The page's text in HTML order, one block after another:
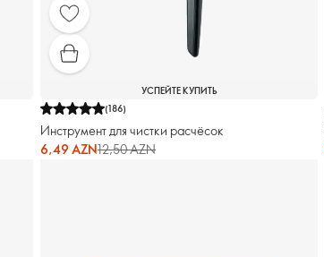
УСПЕЙТЕ КУПИТЬ
(186)
Инструмент для чистки расчёсок
6,49 AZN12,50 AZN